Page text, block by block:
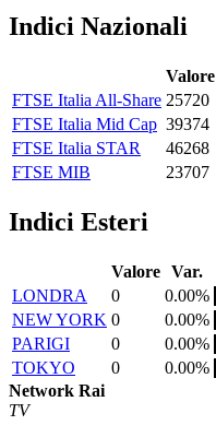
Indici Nazionali
Valore
FTSE Italia All-Share 25720
FTSE Italia Mid Cap 39374
FTSE Italia STAR
46268
FTSE MIB
23707
Indici Esteri
Valore Var.
LONDRA
0
0.00%
NEW YORK 0
0.00%
PARIGI
0
0.00%
TOKYO
0
0.00%
Network Rai
TV